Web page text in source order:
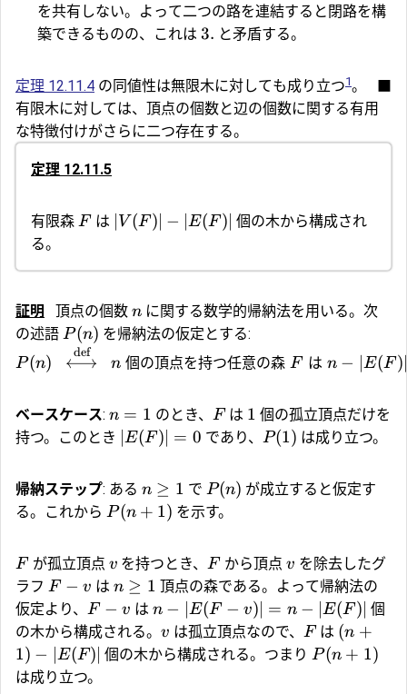
を共有しない。よって二つの路を連結すると閉路を構
築できるものの、これは 3. と矛盾する。
定理 12.11.4 の同値性は無限木に対しても成り立つ1。
有限木に対しては、頂点の個数と辺の個数に関する有用
な特徴付けがさらに二つ存在する。
定理 12.11.5
有限森 F は V (F ) − ∣E(F) 個の木から構成され
る。
証明 頂点の個数 n に関する数学的帰納法を用いる。次
の述語 P(n) を帰納法の仮定とする:
P(n) ⟷
def
n 個の頂点を持つ任意の森 F は n − E(F)
ベースケース: n = 1 のとき、 Fは 1 個の孤立頂点だけを
持つ。このとき
E(F) = 0 であり、 P(1) は成り立つ。
帰納ステップ: ある n ≥ 1 で P(n) が成立すると仮定す
る。これから P(n + 1) を示す。
F が孤立頂点 v を持つとき、F から頂点v を除去したグ
ラフ F − v は n ≥ 1 頂点の森である。よって帰納法の
仮定より、 F − v は n − E(F − v) = n − ∣E(F) 個
の木から構成される。 v は孤立頂点なので、 Fは (n +
1) − E(F) 個の木から構成される。つまりP(n + 1)
は成り立つ。